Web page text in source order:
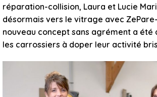
réparation-collision, Laura et Lucie
désormais vers le vitrage avec
nouveau concept sans agrément a été
les carrossiers à doper leur activité